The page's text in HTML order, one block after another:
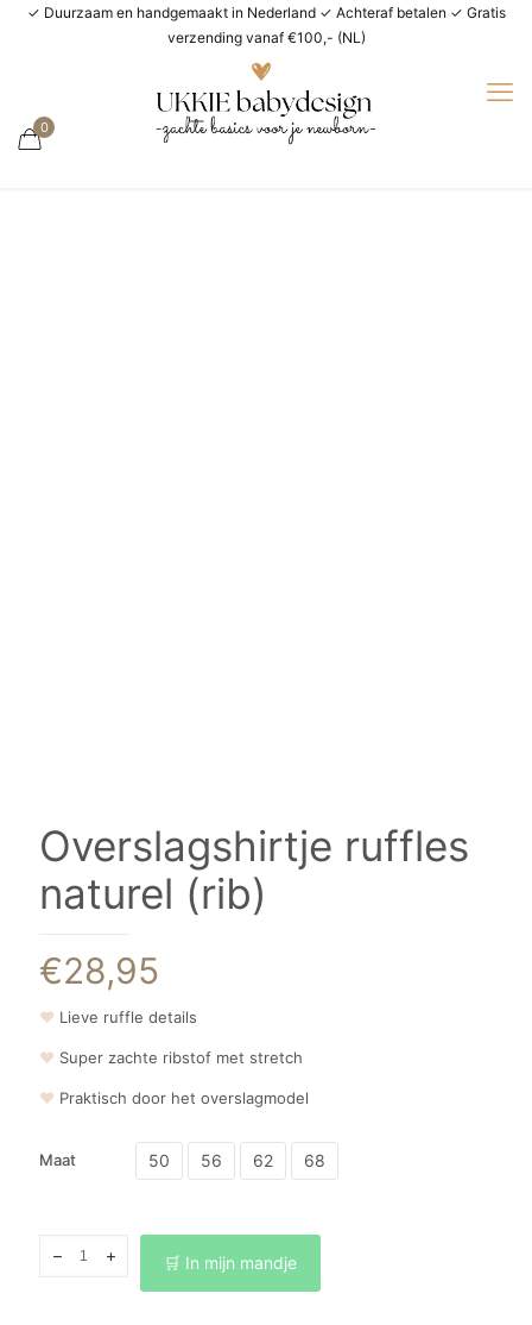
✓ Duurzaam en handgemaakt in Nederland ✓ Achteraf betalen ✓ Gratis
verzending vanaf €100,- (NL)
0
Overslagshirtje ruffles
naturel (rib)
€28,95
❤ Lieve ruffle details
❤ Super zachte ribstof met stretch
❤ Praktisch door het overslagmodel
Maat 50 56 62 68
ruffles
🛒 In mijn mandje